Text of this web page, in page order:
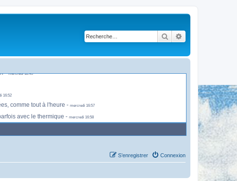
Rechercher
thermiques pour le moment -mercredi 11:04
-mercredi 12:49
16:52
comme tout à l'heure - mercredi 16:57
avec le thermique - mercredi 16:58
Connexion
S’enregistrer